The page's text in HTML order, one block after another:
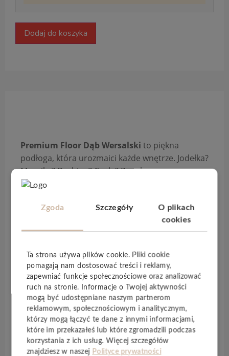
Dodaj do koszyka
Premium Floor Dąb Wersalski to piękna
podłoga, która urozmaici każde wnętrze. Jodełka?
Mozaika? Drabina? Cegła? Panele
podłogowe
zapewniając pałacowy wystrój w zaciszu domu.
odporne na
zarysowaniai łatwe w codziennym utrzymaniu
piękne, naturalne panele podłogowe. Ich
klasyczny kolor stanie się idealnym
dopełnieniem każdego pomieszczenia,
niezależnie od wybranego stylu czy aranżacji
mieszkaniowej. Panel laminowanyPremium
Floor Dąb Wersalski może być stosowany z
ogrzewaniem podłogowym . Doskonałe
parametry techniczne powodują, że panele z
Zgoda Szczegóły
O plikach
cookies
Ta strona używa plików cookie. Pliki cookie
pomagają nam dostosować treści i reklamy,
zapewniać funkcje społecznościowe oraz analizować
ruch na stronie. Informacje o Twojej aktywności
mogą być udostępniane naszym partnerom
reklamowym, społecznościowym i analitycznym,
którzy mogą łączyć te dane z innymi informacjami,
które im przekazałeś lub które zgromadzili podczas
korzystania z ich usług. Więcej szczegółów
znajdziesz w naszej Polityce prywatności